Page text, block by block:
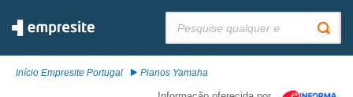
Início Empresite Portugal Pianos Yamaha